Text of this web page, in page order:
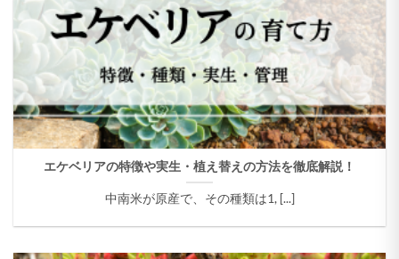
エケベリアの特徴や実生・植え替えの方法を徹底解説！
中南米が原産で、その種類は1, [...]